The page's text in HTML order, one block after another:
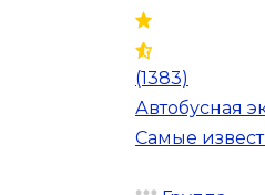
(1383)
Автобусная
Самые